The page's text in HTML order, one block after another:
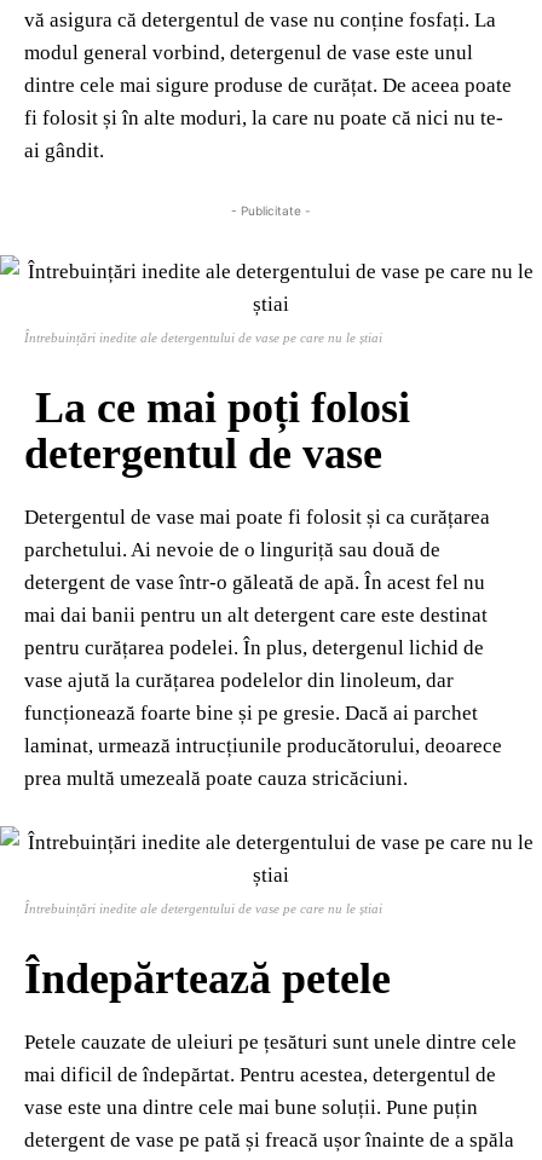
vă asigura că detergentul de vase nu conține fosfați. La
modul general vorbind, detergenul de vase este unul
dintre cele mai sigure produse de curățat. De aceea poate
fi folosit și în alte moduri, la care nu poate că nici nu te-
ai gândit.
- Publicitate -
Întrebuințări inedite ale detergentului de vase pe care nu le știai
La ce mai poți folosi
detergentul de vase
Detergentul de vase mai poate fi folosit și ca curățarea
parchetului. Ai nevoie de o linguriță sau două de
detergent de vase într-o găleată de apă. În acest fel nu
mai dai banii pentru un alt detergent care este destinat
pentru curățarea podelei. În plus, detergenul lichid de
vase ajută la curățarea podelelor din linoleum, dar
funcționează foarte bine și pe gresie. Dacă ai parchet
laminat, urmează intrucțiunile producătorului, deoarece
prea multă umezeală poate cauza stricăciuni.
Întrebuințări inedite ale detergentului de vase pe care nu le știai
Îndepărtează petele
Petele cauzate de uleiuri pe țesături sunt unele dintre cele
mai dificil de îndepărtat. Pentru acestea, detergentul de
vase este una dintre cele mai bune soluții. Pune puțin
detergent de vase pe pată și freacă ușor înainte de a spăla